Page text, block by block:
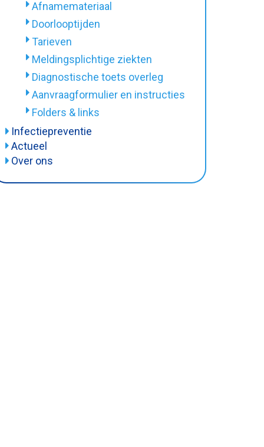
Tarieven
Doorlooptijden
Materiaal inleveren en bloedprikken
Privacy
Afname-instructies
Folders & links
Afnamemateriaal
Doorlooptijden
Tarieven
Meldingsplichtige ziekten
Diagnostische toets overleg
Aanvraagformulier en instructies
Folders & links
Infectiepreventie
MRSA
BRMO
Informatiefolders
Actueel
Over ons